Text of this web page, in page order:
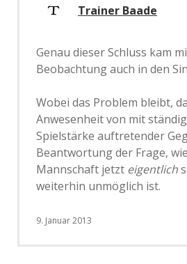
Trainer Baade
Genau dieser Schluss kam
Beobachtung auch in den
Wobei das Problem bleibt,
Anwesenheit von mit
Spielstärke auftretender
Beantwortung der Frage,
Mannschaft jetzt eigentlich
weiterhin unmöglich ist.
9. Januar 2013